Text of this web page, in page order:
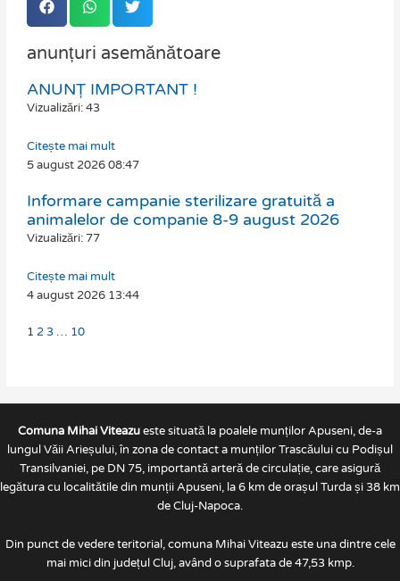
anunțuri asemănătoare
ANUNȚ IMPORTANT !
Vizualizări: 43
Citește mai mult
5 august 202608:47
Informare campanie sterilizare gratuită a
animalelor de companie 8-9 august 2026
Vizualizări: 77
Citește mai mult
4 august 2026 13:44
Page
1
Page
2
Page
3 …
Page
10
Comuna Mihai Viteazueste situată la poalele munților Apuseni, de-a
lungul Văii Arieșului, în zona de contact a munților Trascăului cu Podișul
Transilvaniei, pe DN 75, importantă arteră de circulație, care asigură
legătura cu localitătile din munții Apuseni, la 6 km de orașul Turda și 38 km
de Cluj-Napoca.
Din punct de vedere teritorial, comuna Mihai Viteazu este una dintre cele
mai mici din județul Cluj, având o suprafata de 47,53 kmp.